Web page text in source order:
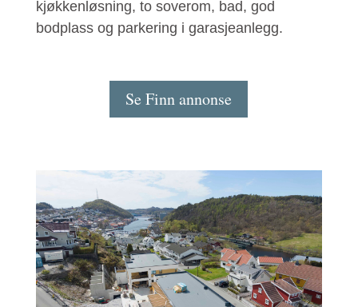
kjøkkenløsning, to soverom, bad, god
bodplass og parkering i garasjeanlegg.
Se Finn annonse